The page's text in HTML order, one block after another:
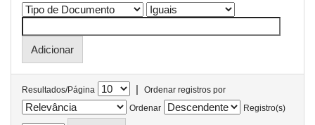
Resultados/Página |
Ordenar registros por
Ordenar
Registro(s)